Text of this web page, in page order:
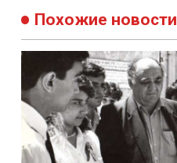
Похожие новости